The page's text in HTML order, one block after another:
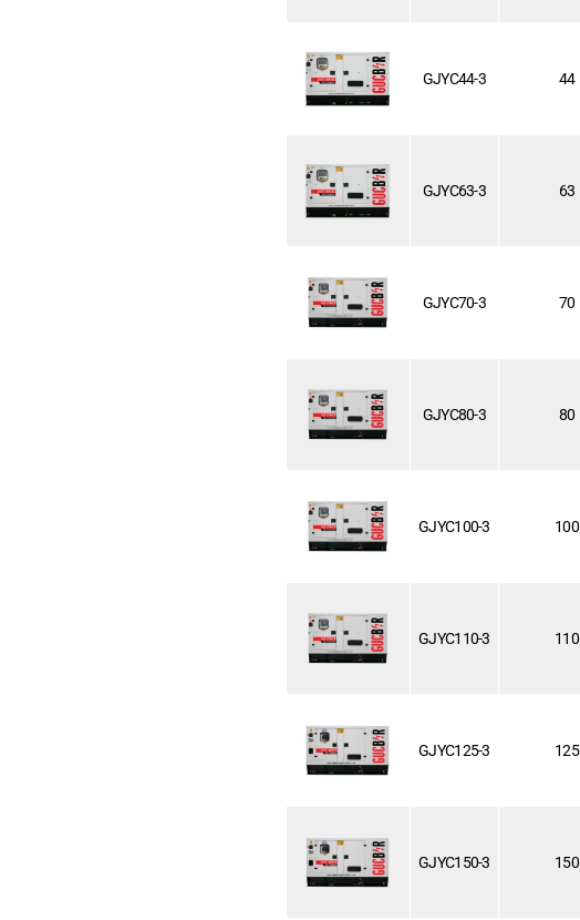
GJYC44-3 44
GJYC63-3 63
GJYC70-3 70
GJYC80-3 80
GJYC100-3 100
GJYC110-3 110
GJYC125-3 125
GJYC150-3 150